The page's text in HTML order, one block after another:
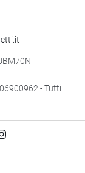
- Tutti i